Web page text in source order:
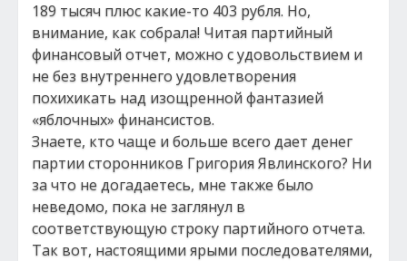
189 тысяч плюс какие-то 403 рубля. Но,
внимание, как собрала! Читая партийный
финансовый отчет, можно с удовольствием и
не без внутреннего удовлетворения
похихикать над изощренной фантазией
«яблочных» финансистов.
Знаете, кто чаще и больше всего дает денег
партии сторонников Григория Явлинского? Ни
за что не догадаетесь, мне также было
неведомо, пока не заглянул в
соответствующую строку партийного отчета.
Так вот, настоящими ярыми последователями,